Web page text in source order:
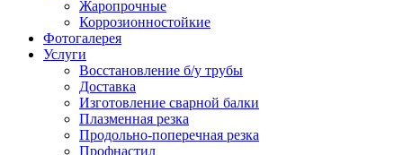
Жаропрочные
Коррозионностойкие
Фотогалерея
Услуги
Восстановление б/у трубы
Доставка
Изготовление сварной балки
Плазменная резка
Продольно-поперечная резка
Профнастил